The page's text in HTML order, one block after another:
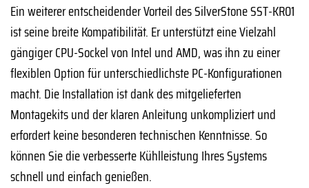
Ein weiterer entscheidender Vorteil des SilverStone SST-KR01
ist seine breite Kompatibilität. Er unterstützt eine Vielzahl
gängiger CPU-Sockel von Intel und AMD, was ihn zu einer
flexiblen Option für unterschiedlichste PC-Konfigurationen
macht. Die Installation ist dank des mitgelieferten
Montagekits und der klaren Anleitung unkompliziert und
erfordert keine besonderen technischen Kenntnisse. So
können Sie die verbesserte Kühlleistung Ihres Systems
schnell und einfach genießen.